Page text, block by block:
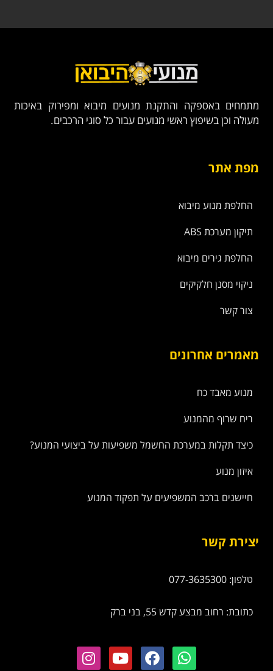
מתמחים באספקה והתקנת מנועים מיבוא ומפירוק באיכות
מעולה וכן בשיפוץ ראשי מנועים עבור כל סוגי הרכבים.
מפת אתר
החלפת מנוע מיבוא
תיקון מערכת ABS
החלפת גירים מיבוא
ניקוי מסנן חלקיקים
צור קשר
מאמרים אחרונים
מנוע מאבד כח
ריח שרוף מהמנוע
כיצד תקלות במערכת החשמל משפיעות על ביצועי המנוע?
איזון מנוע
חיישנים ברכב המשפיעים על תפקוד המנוע
יצירת קשר
טלפון: 077-3635300
כתובת: רחוב מבצע קדש 55, בני ברק